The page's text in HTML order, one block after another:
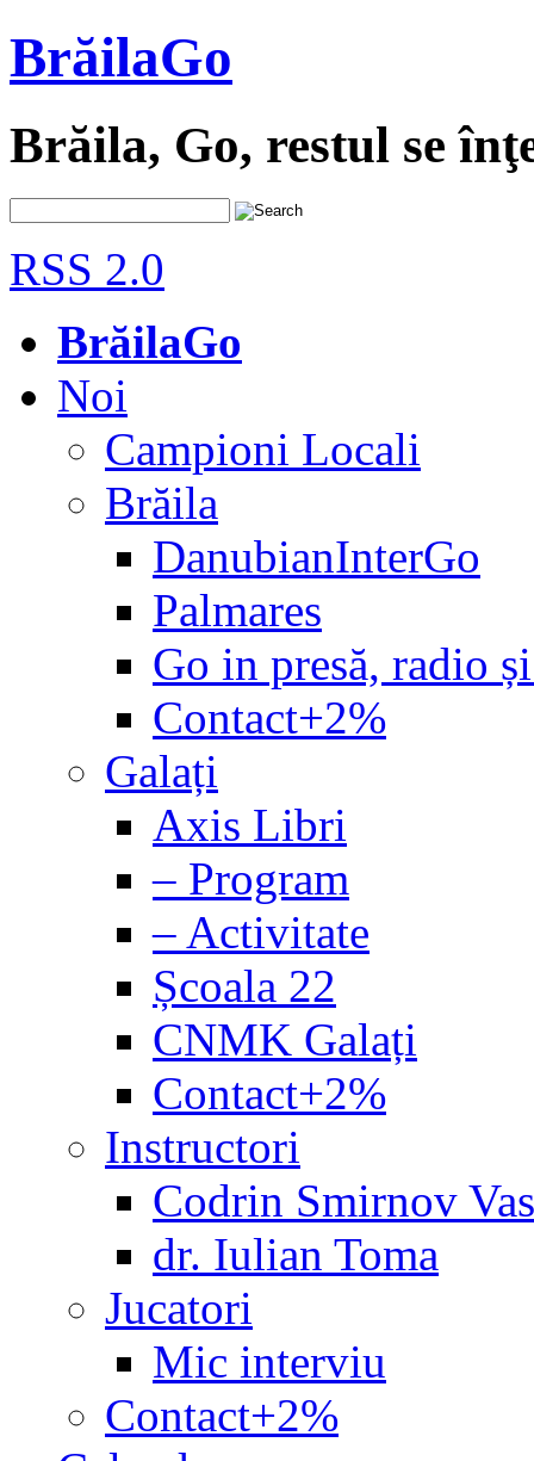
BrăilaGo
Brăila, Go, restul se
RSS 2.0
BrăilaGo
Noi
Campioni Locali
Brăila
DanubianInterGo
Palmares
Go in presă, radio
Contact+2%
Galați
Axis Libri
– Program
– Activitate
Școala 22
CNMK Galați
Contact+2%
Instructori
Codrin Smirnov
dr. Iulian Toma
Jucatori
Mic interviu
Contact+2%